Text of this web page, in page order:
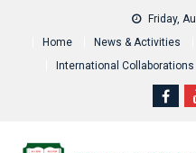
Friday,
Home
News & Activities
International Collaborations